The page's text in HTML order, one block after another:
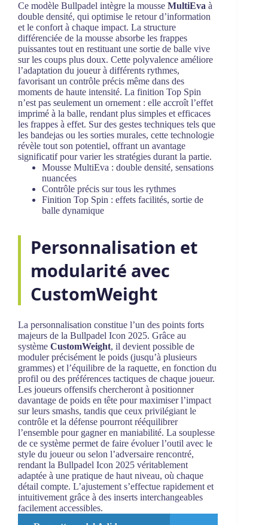
Ce modèle Bullpadel intègre la mousse MultiEva à
double densité, qui optimise le retour d’information
et le confort à chaque impact. La structure
différenciée de la mousse absorbe les frappes
puissantes tout en restituant une sortie de balle vive
sur les coups plus doux. Cette polyvalence améliore
l’adaptation du joueur à différents rythmes,
favorisant un contrôle précis même dans des
moments de haute intensité. La finition Top Spin
n’est pas seulement un ornement : elle accroît l’effet
imprimé à la balle, rendant plus simples et efficaces
les frappes à effet. Sur des gestes techniques tels que
les bandejas ou les sorties murales, cette technologie
révèle tout son potentiel, offrant un avantage
significatif pour varier les stratégies durant la partie.
Mousse MultiEva : double densité, sensations
nuancées
Contrôle précis sur tous les rythmes
Finition Top Spin : effets facilités, sortie de
balle dynamique
Personnalisation et
modularité avec
CustomWeight
La personnalisation constitue l’un des points forts
majeurs de la Bullpadel Icon 2025. Grâce au
système CustomWeight, il devient possible de
moduler précisément le poids (jusqu’à plusieurs
grammes) et l’équilibre de la raquette, en fonction du
profil ou des préférences tactiques de chaque joueur.
Les joueurs offensifs chercheront à positionner
davantage de poids en tête pour maximiser l’impact
sur leurs smashs, tandis que ceux privilégiant le
contrôle et la défense pourront rééquilibrer
l’ensemble pour gagner en maniabilité. La souplesse
de ce système permet de faire évoluer l’outil avec le
style du joueur ou selon l’adversaire rencontré,
rendant la Bullpadel Icon 2025 véritablement
adaptée à une pratique de haut niveau, où chaque
détail compte. L’ajustement s’effectue rapidement et
intuitivement grâce à des inserts interchangeables
facilement accessibles.